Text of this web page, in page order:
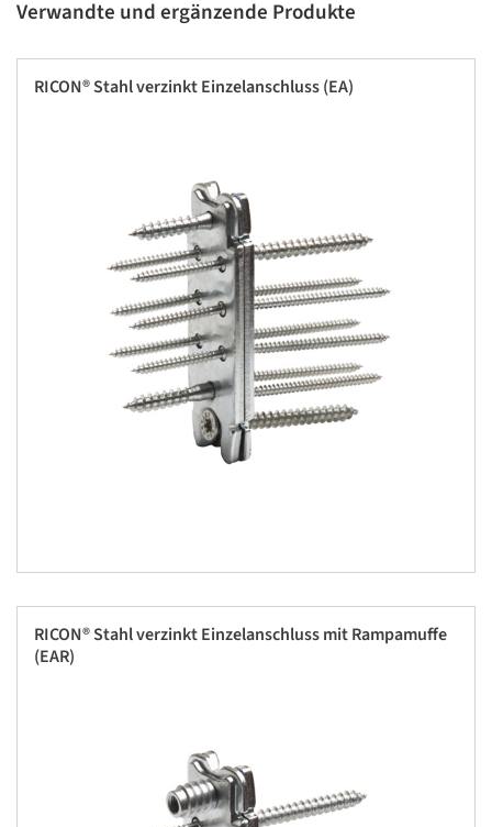
Verwandte und ergänzende Produkte
RICON® Stahl verzinkt Einzelanschluss (EA)
RICON® Stahl verzinkt Einzelanschluss mit Rampamuffe
(EAR)